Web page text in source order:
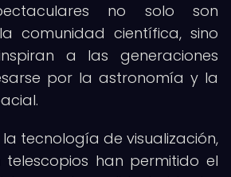
no solo son
comunidad científica, sino
a las generaciones
por la astronomía y la
tecnología de visualización,
han permitido el